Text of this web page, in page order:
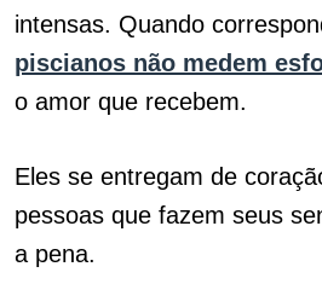
intensas. Quando
piscianos não medem
o amor que recebem.
Eles se entregam de
pessoas que fazem seus
a pena.